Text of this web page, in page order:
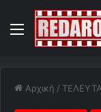
Menu
Αρχική /